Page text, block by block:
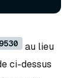
au lieu
ci-dessus